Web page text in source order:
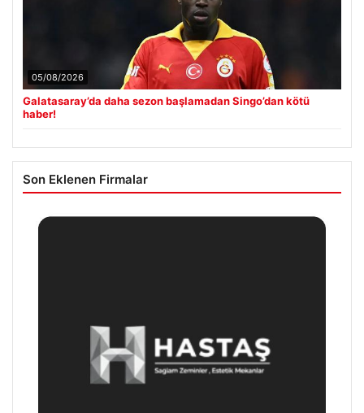
05/08/2026
Galatasaray’da daha sezon başlamadan Singo’dan kötü
haber!
Son Eklenen Firmalar